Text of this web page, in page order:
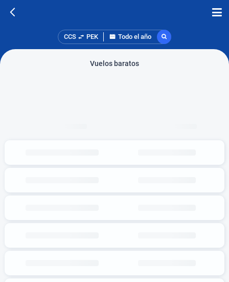
CCS PEK Todo el año
Vuelos baratos